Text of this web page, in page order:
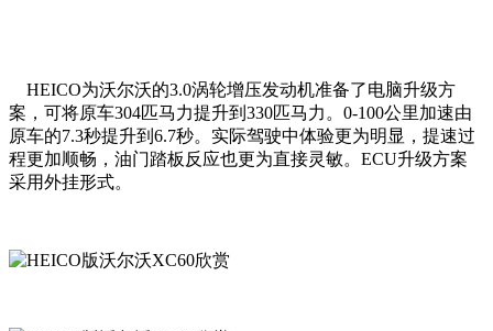
HEICO为沃尔沃的3.0涡轮增压发动机准备了电脑升级方
案，可将原车304匹马力提升到330匹马力。0-100公里加速由
原车的7.3秒提升到6.7秒。实际驾驶中体验更为明显，提速过
程更加顺畅，油门踏板反应也更为直接灵敏。ECU升级方案
采用外挂形式。